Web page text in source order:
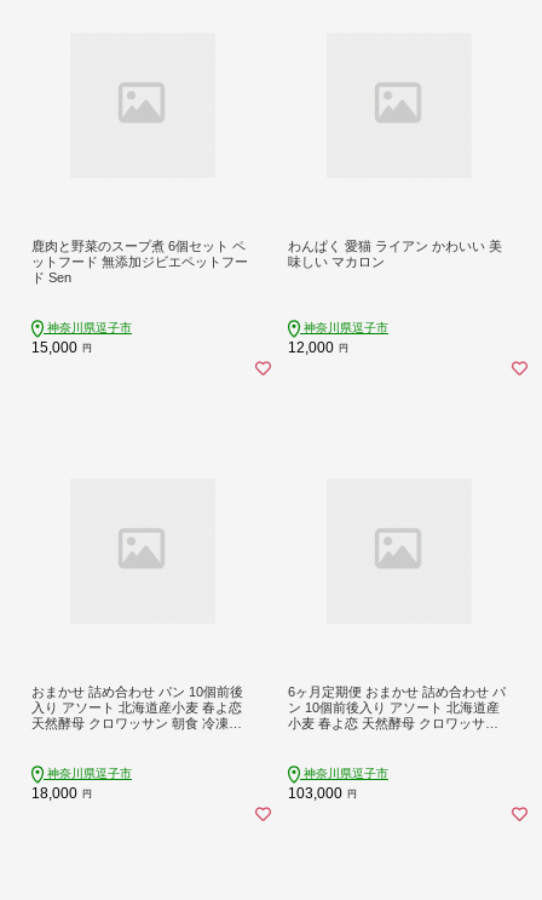
鹿肉と野菜のスープ煮 6個セット ペ
ットフード 無添加ジビエペットフー
ド Sen
神奈川県逗子市
15,000 円
わんぱく 愛猫 ライアン かわいい 美
味しい マカロン
神奈川県逗子市
12,000 円
おまかせ 詰め合わせ パン 10個前後
入り アソート 北海道産小麦 春よ恋
天然酵母 クロワッサン 朝食 冷凍配
神奈川県逗子市
18,000 円
6ヶ月定期便 おまかせ 詰め合わせ パ
ン 10個前後入り アソート 北海道産
小麦 春よ恋 天然酵母 クロワッサン
ト・ロンロン
神奈川県逗子市
103,000 円